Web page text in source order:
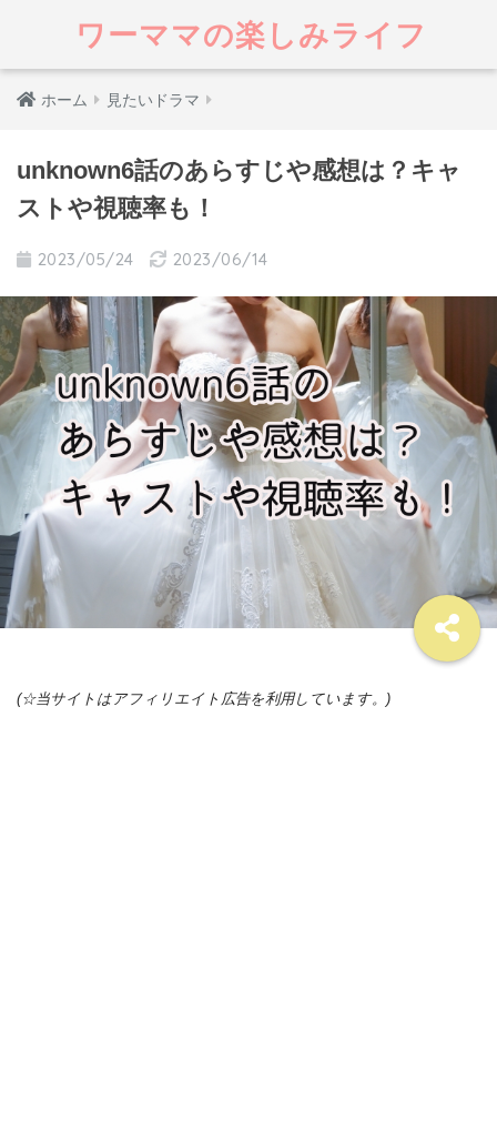
ワーママの楽しみライフ
ホーム 見たいドラマ
unknown6話のあらすじや感想は？キャ
ストや視聴率も！
2023/05/24 2023/06/14
(☆当サイトはアフィリエイト広告を利用しています。)